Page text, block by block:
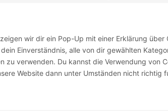
wir dir ein Pop-Up mit einer Erklärung über
Einverständnis, alle von dir gewählten
zu verwenden. Du kannst die Verwendung von
Website dann unter Umständen nicht richtig